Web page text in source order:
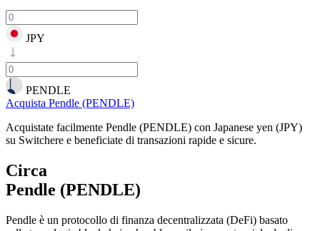
JPY
PENDLE
Acquista Pendle (PENDLE)
Acquistate facilmente Pendle (PENDLE) con Japanese yen (JPY)
su Switchere e beneficiate di transazioni rapide e sicure.
Circa
Pendle (PENDLE)
Pendle è un protocollo di finanza decentralizzata (DeFi) basato